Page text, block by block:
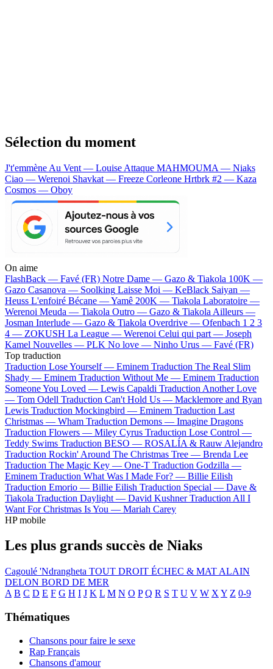
Sélection du moment
J't'emmène Au Vent — Louise Attaque MAHMOUMA — Niaks
Ciao — Werenoi Shavkat — Freeze Corleone Hrtbrk #2 — Kaza
Cosmos — Oboy
On aime
FlashBack — Favé (FR) Notre Dame — Gazo & Tiakola 100K —
Gazo Casanova — Soolking Laisse Moi — KeBlack Saiyan —
Heuss L'enfoiré Bécane —Yamê 200K — Tiakola Laboratoire —
Werenoi Meuda — Tiakola Outro — Gazo & Tiakola Ailleurs —
Josman Interlude — Gazo & Tiakola Overdrive — Ofenbach 1 2 3
4 — ZOKUSH La League — Werenoi Celui qui part — Joseph
Kamel Nouvelles — PLK No love — Ninho Urus — Favé (FR)
Top traduction
Traduction Lose Yourself — Eminem Traduction The Real Slim
Shady — Eminem Traduction Without Me — Eminem Traduction
Someone You Loved — Lewis Capaldi Traduction Another Love
— Tom Odell Traduction Can't Hold Us — Macklemore and Ryan
Lewis Traduction Mockingbird — Eminem Traduction Last
Christmas — Wham Traduction Demons — Imagine Dragons
Traduction Flowers — Miley Cyrus Traduction Lose Control —
Teddy Swims Traduction BESO — ROSALÍA & Rauw Alejandro
Traduction Rockin' Around The Christmas Tree — Brenda Lee
Traduction The Magic Key — One-T Traduction Godzilla —
Eminem Traduction What Was I Made For? — Billie Eilish
Traduction Emorio — Billie Eilish Traduction Special — Dave &
Tiakola Traduction Daylight — David Kushner Traduction All I
Want For Christmas Is You — Mariah Carey
HP mobile
Les plus grands succès de Niaks
Cagoulé 'Ndrangheta TOUT DROIT ÉCHEC & MAT ALAIN
DELON BORD DE MER
A B C D E F G H I J K L M N O P Q R S T U V W X Y Z 0-9
Thématiques
Chansons pour faire le sexe
Rap Français
Chansons d'amour